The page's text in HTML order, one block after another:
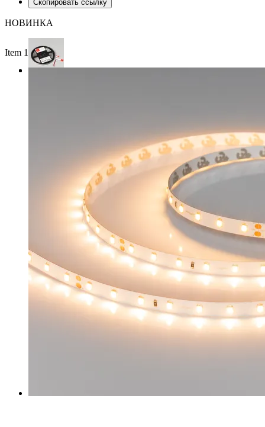
Скопировать ссылку
НОВИНКА
Item 1 of 3